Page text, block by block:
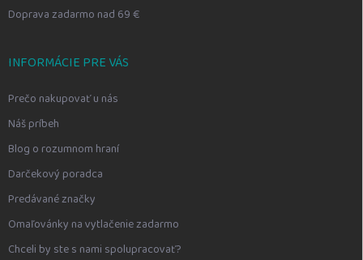
Doprava zadarmo nad 69 €
INFORMÁCIE PRE VÁS
Prečo nakupovať u nás
Náš príbeh
Blog o rozumnom hraní
Darčekový poradca
Predávané značky
Omaľovánky na vytlačenie zadarmo
Chceli by ste s nami spolupracovať?